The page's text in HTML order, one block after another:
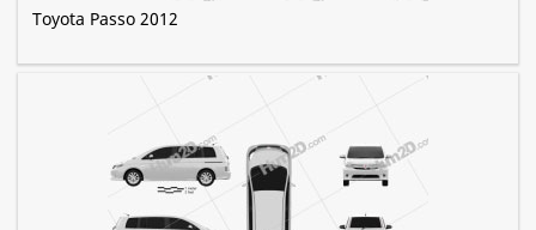
Toyota Passo 2012